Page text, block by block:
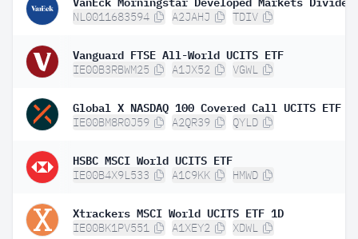
NL0011683594 A2JAHJ TDIV
Vanguard FTSE All-World UCITS ETF
IE00B3RBWM25 A1JX52 VGWL
Global X NASDAQ 100 Covered Call UCITS ETF
IE00BM8R0J59 A2QR39 QYLD
HSBC MSCI World UCITS ETF
IE00B4X9L533 A1C9KK HMWD
Xtrackers MSCI World UCITS ETF 1D
IE00BK1PV551 A1XEY2 XDWL